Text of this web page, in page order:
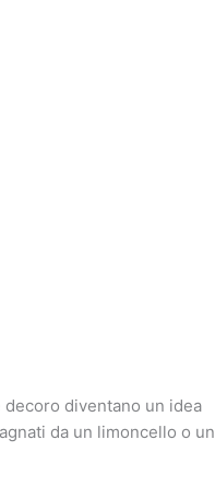
diventano un idea
da un limoncello o un